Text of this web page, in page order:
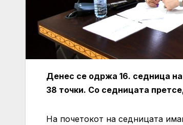
Денес се одржа 16. седница
38 точки. Со седницата
На почетокот на седницата